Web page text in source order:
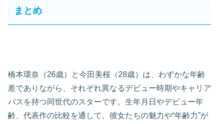
まとめ
橋本環奈（26歳）と今田美桜（28歳）は、わずかな年齢
差でありながら、それぞれ異なるデビュー時期やキャリア
パスを持つ同世代のスターです。生年月日やデビュー年
齢、代表作の比較を通して、彼女たちの魅力や“年齢力”が